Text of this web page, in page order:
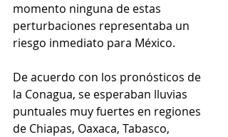
momento ninguna de estas
perturbaciones representaba un
riesgo inmediato para México.
De acuerdo con los pronósticos de
la Conagua, se esperaban lluvias
puntuales muy fuertes en regiones
de Chiapas, Oaxaca, Tabasco,